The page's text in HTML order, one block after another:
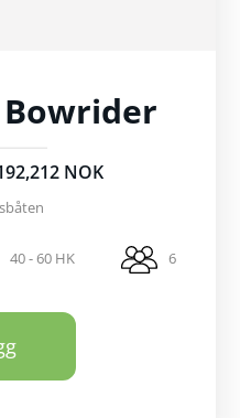
Bowrider
NOK
40 - 60 HK 6